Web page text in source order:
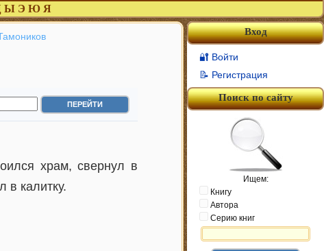
Ы Э Ю Я
храм, свернул в
в калитку.
Вход
🔐 Войти
📝 Регистрация
Поиск по сайту
Ищем:
Книгу
Автора
Серию книг